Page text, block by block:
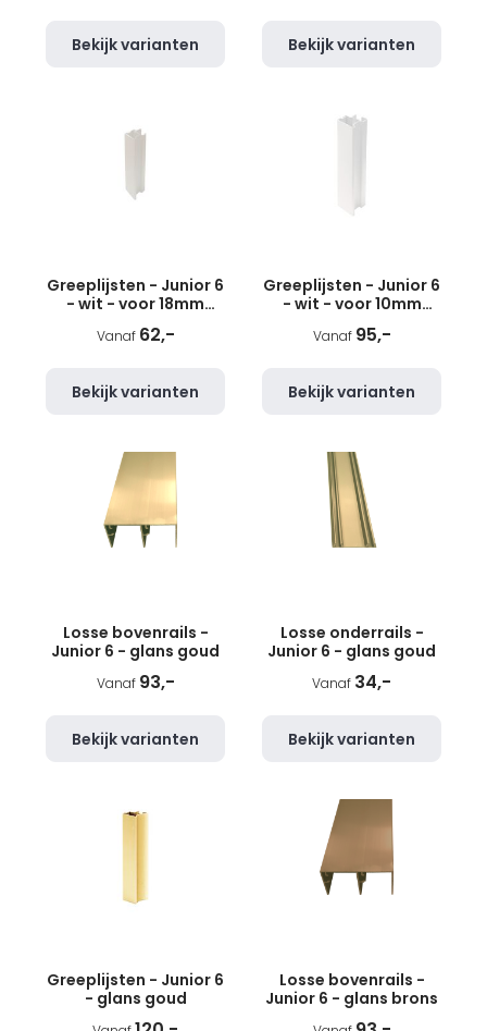
Bekijk varianten Bekijk varianten
Greeplijsten - Junior 6
- wit - voor 18mm
Vanaf 62,-
Bekijk varianten
Greeplijsten - Junior 6
- wit - voor 10mm
Vanaf 95,-
Bekijk varianten
Losse bovenrails -
Junior 6 - glans goud
Vanaf 93,-
Bekijk varianten
Losse onderrails -
Junior 6 - glans goud
Vanaf 34,-
Bekijk varianten
Greeplijsten - Junior 6
- glans goud
Losse bovenrails -
Junior 6 - glans brons